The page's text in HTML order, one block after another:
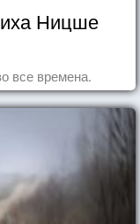
Ницше
все времена.